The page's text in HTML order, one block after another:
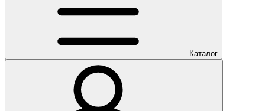
Каталог